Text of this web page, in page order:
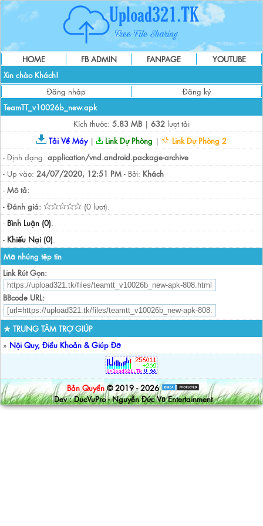
HOME FB ADMIN FANPAGE
YOUTUBE
Xin chào Khách!
Đăng nhập
Đăng ký
TeamTT_v10026b_new.apk
Kích thước: 5.83 MB| 632 lượt tải
Tải Về Máy| Link Dự Phòng |
Link Dự Phòng 2
- Định dạng: application/vnd.android.package-archive
- Up vào: 24/07/2020, 12:51 PM - Bởi: Khách
- Mô tả:
- Đánh giá:
(0 lượt).
- Bình Luận (0).
- Khiếu Nại (0).
Mã nhúng tệp tin
Link Rút Gọn:
BBcode URL:
★ TRUNG TÂM TRỢ GIÚP
» Nội Quy, Điều Khoản & Giúp Đỡ
Bản Quyền © 2019 - 2026
Dev : DucVuPro - Nguyễn Đức Vũ Entertainment